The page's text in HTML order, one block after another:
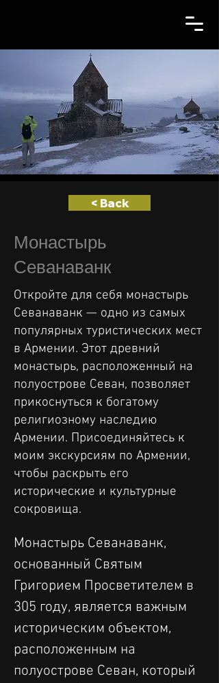
< Back
Монастырь
Севанаванк
Откройте для себя монастырь
Севанаванк — одно из самых
популярных туристических мест
в Армении. Этот древний
монастырь, расположенный на
полуострове Севан, позволяет
прикоснуться к богатому
религиозному наследию
Армении. Присоединяйтесь к
моим экскурсиям по Армении,
чтобы раскрыть его
исторические и культурные
сокровища.
Монастырь Севанаванк,
основанный Святым
Григорием Просветителем в
305 году, является важным
историческим объектом,
расположенным на
полуострове Севан, который